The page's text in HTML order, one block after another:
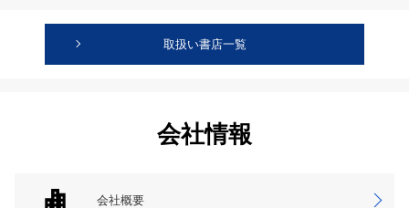
取扱い書店一覧
会社情報
会社概要